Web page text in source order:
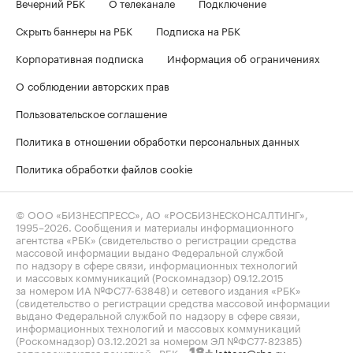
Скрыть баннеры на РБК
Подписка на РБК
Корпоративная подписка
Информация об ограничениях
О соблюдении авторских прав
Пользовательское соглашение
Политика в отношении обработки персональных данных
Политика обработки файлов cookie
© ООО «БИЗНЕСПРЕСС», АО «РОСБИЗНЕСКОНСАЛТИНГ»,
1995–2026 . Сообщения и материалы информационного
агентства «РБК» (свидетельство о регистрации средства
массовой информации выдано Федеральной службой
по надзору в сфере связи, информационных технологий
и массовых коммуникаций (Роскомнадзор) 09.12.2015
за номером ИА №ФС77-63848) и сетевого издания «РБК»
(свидетельство о регистрации средства массовой информации
выдано Федеральной службой по надзору в сфере связи,
информационных технологий и массовых коммуникаций
(Роскомнадзор) 03.12.2021 за номером ЭЛ №ФС77-82385)